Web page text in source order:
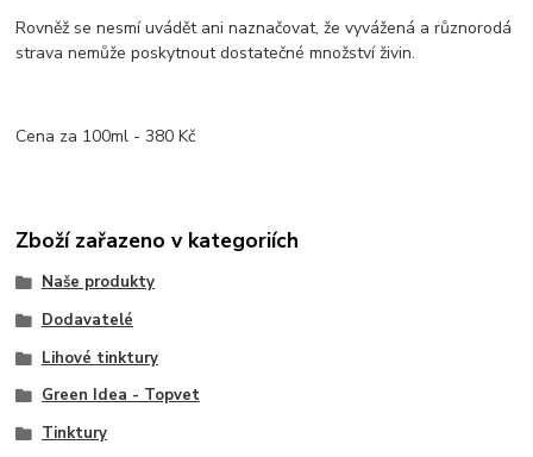
Rovněž se nesmí uvádět ani naznačovat, že vyvážená a různorodá
strava nemůže poskytnout dostatečné množství živin.
Cena za 100ml - 380 Kč
Zboží zařazeno v kategoriích
Naše produkty
Dodavatelé
Lihové tinktury
Green Idea - Topvet
Tinktury